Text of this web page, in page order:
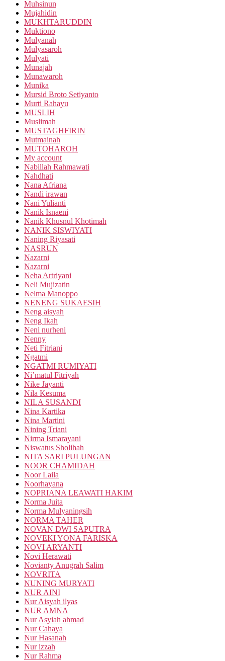
Muhsinun
Mujahidin
MUKHTARUDDIN
Muktiono
Mulyanah
Mulyasaroh
Mulyati
Munajah
Munawaroh
Munika
Mursid Broto Setiyanto
Murti Rahayu
MUSLIH
Muslimah
MUSTAGHFIRIN
Mutmainah
MUTOHAROH
My account
Nabillah Rahmawati
Nahdhati
Nana Afriana
Nandi irawan
Nani Yulianti
Nanik Isnaeni
Nanik Khusnul Khotimah
NANIK SISWIYATI
Naning Riyasati
NASRUN
Nazarni
Nazarni
Neha Artriyani
Neli Mujizatin
Nelma Manoppo
NENENG SUKAESIH
Neng aisyah
Neng Ikah
Neni nurheni
Nenny
Neti Fitriani
Ngatmi
NGATMI RUMIYATI
Ni’matul Fitriyah
Nike Jayanti
Nila Kesuma
NILA SUSANDI
Nina Kartika
Nina Martini
Nining Triani
Nirma Ismarayani
Niswatus Sholihah
NITA SARI PULUNGAN
NOOR CHAMIDAH
Noor Laila
Noorhayana
NOPRIANA LEAWATI HAKIM
Norma Juita
Norma Mulyaningsih
NORMA TAHER
NOVAN DWI SAPUTRA
NOVEKI YONA FARISKA
NOVI ARYANTI
Novi Herawati
Novianty Anugrah Salim
NOVRITA
NUNING MURYATI
NUR AINI
Nur Aisyah ilyas
NUR AMNA
Nur Asyiah ahmad
Nur Cahaya
Nur Hasanah
Nur izzah
Nur Rahma